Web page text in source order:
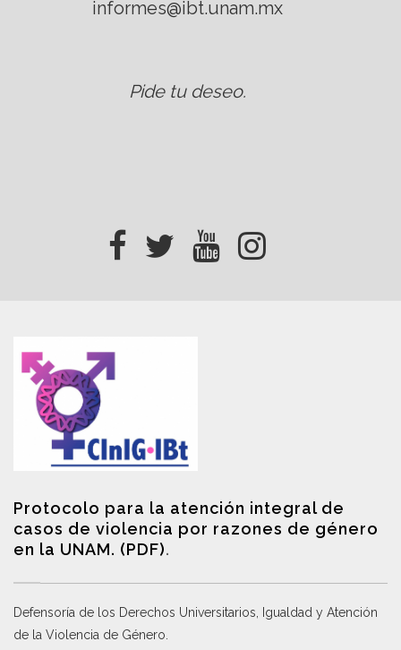
informes@ibt.unam.mx
Pide tu deseo.
Protocolo para la atención integral de
casos de violencia por razones de género
en la UNAM. (PDF).
Defensoría de los Derechos Universitarios, Igualdad y Atención
de la Violencia de Género